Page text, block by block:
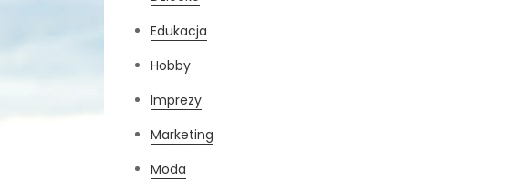
Edukacja
Hobby
Imprezy
Marketing
Moda